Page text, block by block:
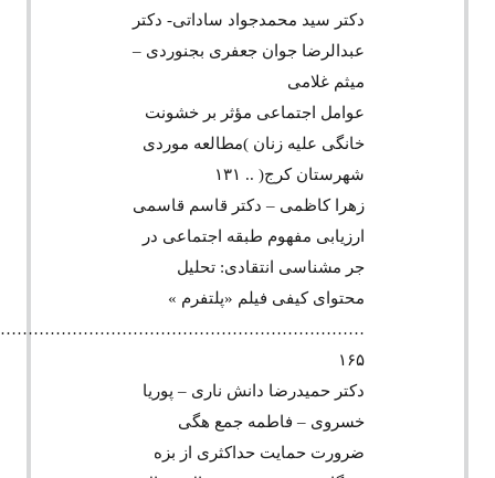
دکتر سید محمدجواد ساداتی- دکتر
عبدالرضا جوان جعفری بجنوردی –
میثم غلامی
عوامل اجتماعی مؤثر بر خشونت
خانگی علیه زنان )مطالعه موردی
شهرستان کرج( .. ۱۳۱
زهرا کاظمی – دکتر قاسم قاسمی
ارزیابی مفهوم طبقه اجتماعی در
جر مشناسی انتقادی: تحلیل
محتوای کیفی فیلم «پلتفرم »
۱۶۵
دکتر حمیدرضا دانش ناری – پوریا
خسروی – فاطمه جمع هگی
ضرورت حمایت حداکثری از بزه